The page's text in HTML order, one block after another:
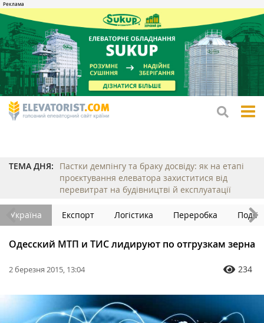
ТЕМА ДНЯ:
Пастки демпінгу та браку досвіду: як на етапі
проєктування елеватора захиститися від
перевитрат на будівництві й експлуатації
Україна Експорт Логістика Переробка Події
Одесский МТП и ТИС лидируют по отгрузкам зерна
2 березня 2015, 13:04 234